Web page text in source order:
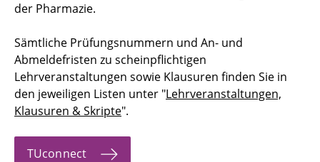
der Pharmazie.
Sämtliche Prüfungsnummern und An- und
Abmeldefristen zu scheinpflichtigen
Lehrveranstaltungen sowie Klausuren finden Sie in
den jeweiligen Listen unter "Lehrveranstaltungen,
Klausuren & Skripte".
TUconnect